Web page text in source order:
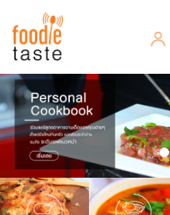
สูตรอาหาร
สูตรอาหารล่าสุด
Top Foodie
พาไปชิม
สารพันก้นครัว